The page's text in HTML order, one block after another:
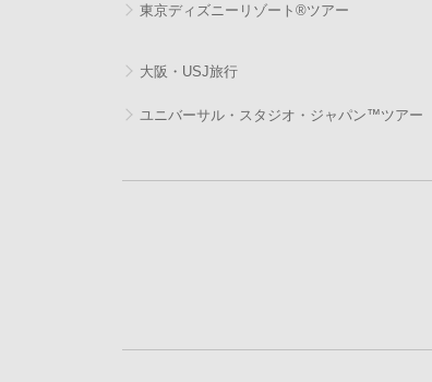
東京ディズニーリゾート®ツアー
大阪・USJ旅行
ユニバーサル・スタジオ・ジャパン™ツアー